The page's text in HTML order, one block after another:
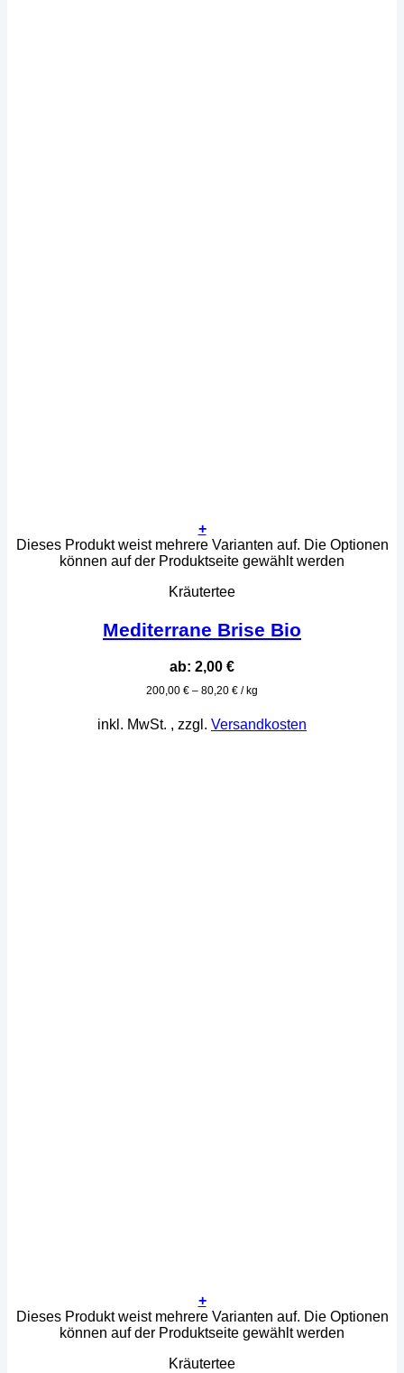
+
Dieses Produkt weist mehrere Varianten auf. Die Optionen
können auf der Produktseite gewählt werden
Kräutertee
Mediterrane Brise Bio
ab: 2,00 €
200,00 € – 80,20 € / kg
inkl. MwSt. , zzgl. Versandkosten
+
Dieses Produkt weist mehrere Varianten auf. Die Optionen
können auf der Produktseite gewählt werden
Kräutertee